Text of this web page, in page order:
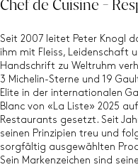
Chef de Cuisine -
Seit 2007 leitet Peter Knogl
ihm mit Fleiss, Leidenschaft
Handschrift zu Weltruhm
3 Michelin-Sterne und 19
Elite in der internationalen
Blanc von «La Liste» 2025
Restaurants gesetzt. Seit
seinen Prinzipien treu und
sorgfältig ausgewählten
Sein Markenzeichen sind